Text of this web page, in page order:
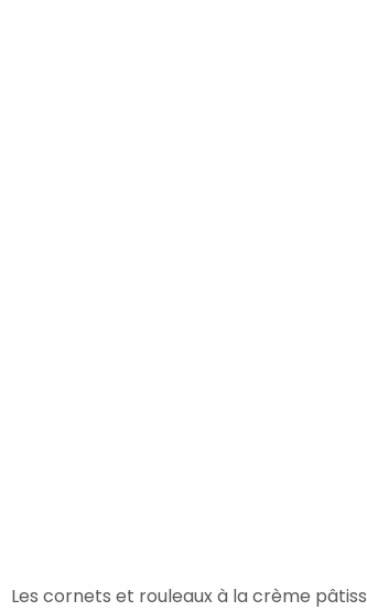
Les cornets et rouleaux à la crème